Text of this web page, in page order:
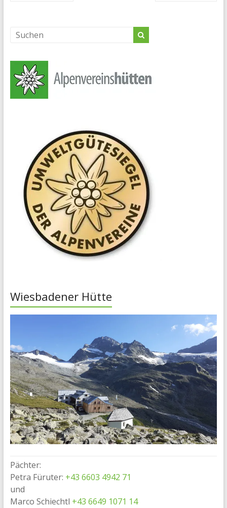
Wiesbadener Hütte
Pächter:
Petra Füruter: +43 6603 4942 71
und
Marco Schiechtl +43 6649 1071 14